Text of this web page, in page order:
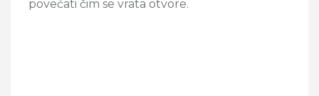
povećati čim se vrata otvore.